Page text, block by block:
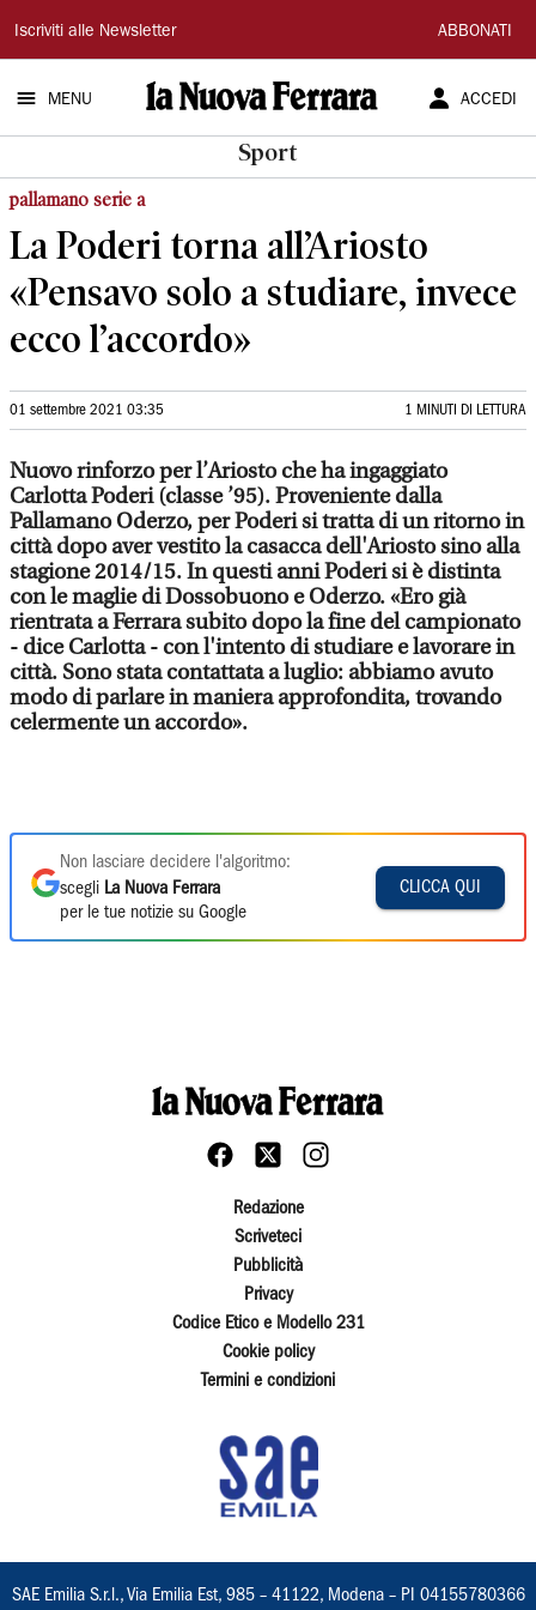
La
Nuova
Ferrara
Iscriviti alle Newsletter ABBONATI
MENU ACCEDI
Sport
pallamano serie a
La Poderi torna all’Ariosto
«Pensavo solo a studiare, invece
ecco l’accordo»
01 settembre 2021 03:35 1 MINUTI DI LETTURA
Nuovo rinforzo per l’Ariosto che ha ingaggiato
Carlotta Poderi (classe ’95). Proveniente dalla
Pallamano Oderzo, per Poderi si tratta di un ritorno in
città dopo aver vestito la casacca dell'Ariosto sino alla
stagione 2014/15. In questi anni Poderi si è distinta
con le maglie di Dossobuono e Oderzo. «Ero già
rientrata a Ferrara subito dopo la fine del campionato
- dice Carlotta - con l'intento di studiare e lavorare in
città. Sono stata contattata a luglio: abbiamo avuto
modo di parlare in maniera approfondita, trovando
celermente un accordo».
Non lasciare decidere l'algoritmo:
scegli La Nuova Ferrara
per le tue notizie su Google
CLICCA QUI
Redazione
Scriveteci
Pubblicità
Privacy
Codice Etico e Modello 231
Cookie policy
Termini e condizioni
SAE Emilia S.r.l., Via Emilia Est, 985 – 41122, Modena – PI 04155780366